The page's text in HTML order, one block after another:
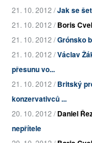
21. 10. 2012 /Jak se
21. 10. 2012 /Boris
21. 10. 2012 /Grónsko
21. 10. 2012 /Václav
přesunu vo...
21. 10. 2012 /Britský
konzervativců ...
20. 10. 2012 /Daniel
nepřítele